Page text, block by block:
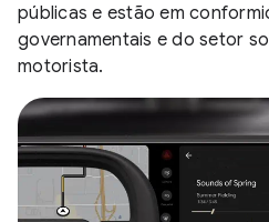
públicas e estão em
governamentais e do setor
motorista.